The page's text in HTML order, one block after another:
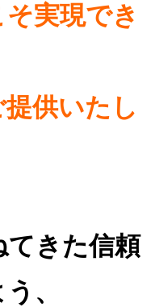
実現でき
供いたし
てきた信頼
、